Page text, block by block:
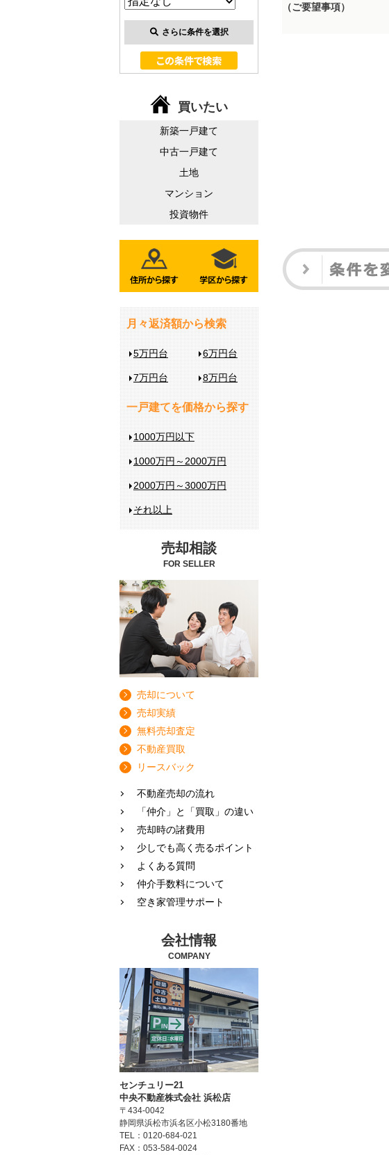
（ご要望事項）
さらに条件を選択
買いたい
新築一戸建て
中古一戸建て
土地
マンション
投資物件
月々返済額から検索
5万円台 6万円台
7万円台 8万円台
一戸建てを価格から探す
1000万円以下
1000万円～2000万円
2000万円～3000万円
それ以上
売却相談
FOR SELLER
売却について
売却実績
無料売却査定
不動産買取
リースバック
不動産売却の流れ
「仲介」と「買取」の違い
売却時の諸費用
少しでも高く売るポイント
よくある質問
仲介手数料について
空き家管理サポート
会社情報
COMPANY
センチュリー21
中央不動産株式会社 浜松店
〒434-0042
静岡県浜松市浜名区小松3180番地
TEL：0120-684-021
FAX：053-584-0024